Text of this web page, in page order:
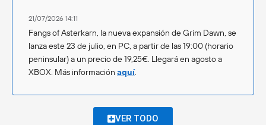
21/07/2026 14:11
Fangs of Asterkarn, la nueva expansión de Grim Dawn, se
lanza este 23 de julio, en PC, a partir de las 19:00 (horario
peninsular) a un precio de 19,25€. Llegará en agosto a
XBOX. Más información aquí.
VER TODO